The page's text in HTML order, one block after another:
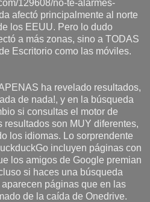
129608/no-te-alarmes-
afectó principalmente al norte
los EEUU. Pero lo dudo
a más zonas, sino a TODAS
Escritorio como las móviles.
ha revelado resultados,
de nada!, y en la búsqueda
si consultas el motor de
resultados son MUY diferentes,
los idiomas. Lo sorprendente
incluyen páginas con
los amigos de Google premian
si haces una búsqueda
páginas que en las
de la caída de Onedrive.